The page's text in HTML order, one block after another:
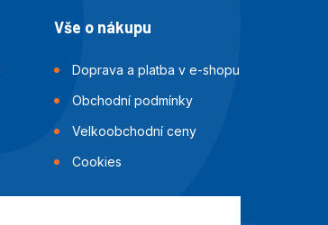
Vše o nákupu
Doprava a platba v e-shopu
Obchodní podmínky
Velkoobchodní ceny
Cookies